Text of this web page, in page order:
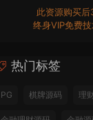
此资源购买后
终身VIP免费
热门标签
PG 棋牌源码 理